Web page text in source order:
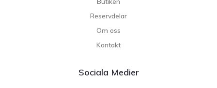
Reservdelar
Om oss
Kontakt
Sociala Medier